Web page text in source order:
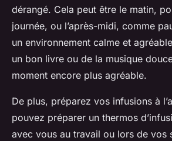
dérangé. Cela peut être le matin,
journée, ou l’après-midi, comme
un environnement calme et
un bon livre ou de la musique
moment encore plus agréable.
De plus, préparez vos infusions à
pouvez préparer un thermos
avec vous au travail ou lors de vos